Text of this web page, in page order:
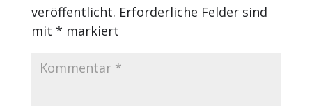
veröffentlicht. Erforderliche Felder sind
mit * markiert